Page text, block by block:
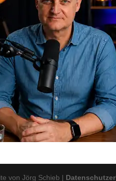
von Jörg Schieb |